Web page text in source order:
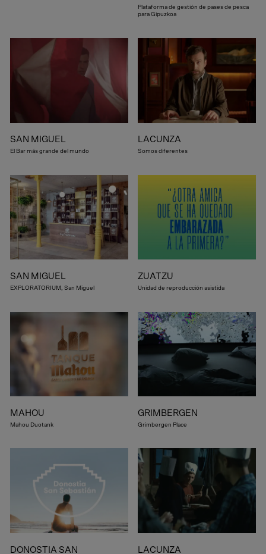
Plataforma de gestión de pases de pesca
para Gipuzkoa
SAN MIGUEL
El Bar más grande del mundo
LACUNZA
Somos diferentes
SAN MIGUEL
EXPLORATORIUM, San Miguel
ZUATZU
Unidad de reproducción asistida
MAHOU
Mahou Duotank
GRIMBERGEN
Grimbergen Place
DONOSTIA SAN LACUNZA